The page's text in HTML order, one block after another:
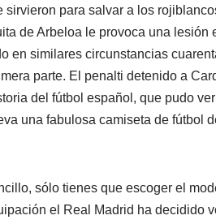
sirvieron para salvar a los
de Arbeloa le provoca una lesión
en similares circunstancias
parte. El penalti detenido a
del fútbol español, que pudo
una fabulosa camiseta de fútbol
sólo tienes que escoger el
el Real Madrid ha decidido